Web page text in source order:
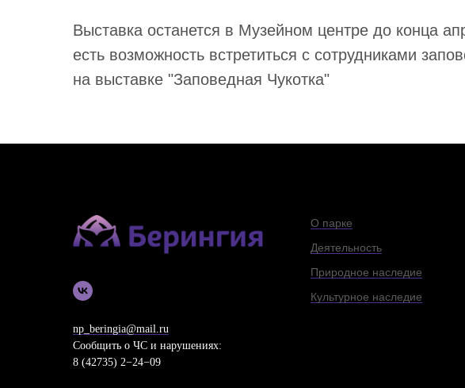
Выставка останется в Музейном центре до конца
есть возможность встретиться с сотрудниками
на выставке "Заповедная Чукотка"
np_beringia@mail.ru
Сообщить о ЧС и нарушениях:
8 (42735) 2−24−09
О парке
Деятельность
Природное наследие
Культурное наследие